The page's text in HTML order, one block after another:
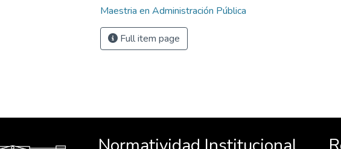
Maestria en Administración Pública
Full item page